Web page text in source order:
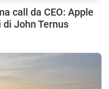
call da CEO: Apple
John Ternus